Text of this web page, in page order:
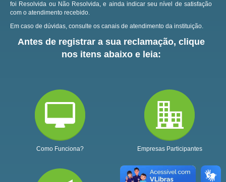
foi Resolvida ou Não Resolvida, e ainda indicar seu nível de satisfação
com o atendimento recebido.
Em caso de dúvidas, consulte os canais de atendimento da instituição.
Antes de registrar a sua reclamação, clique
nos itens abaixo e leia:
Como Funciona? Empresas Participantes